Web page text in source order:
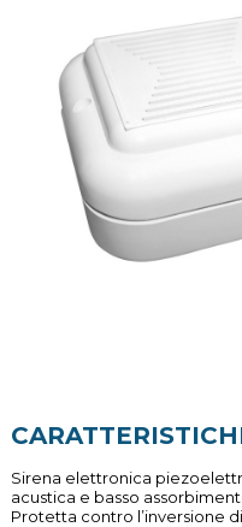
Sirena elettronica
acustica e basso
Protetta contro l’inversione